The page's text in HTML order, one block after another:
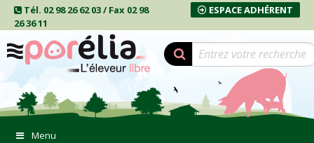
Tél. 02 98 26 62 03 / Fax 02 98
26 36 11
ESPACE ADHÉRENT
Menu